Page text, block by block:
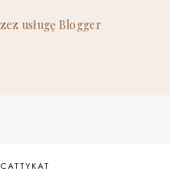
usługę Blogger